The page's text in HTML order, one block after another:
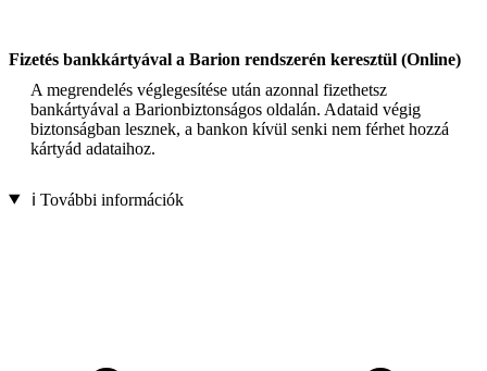
Fizetés bankkártyával a Barion rendszerén keresztül (Online)
A megrendelés véglegesítése után azonnal fizethetsz
bankártyával a Barionbiztonságos oldalán. Adataid végig
biztonságban lesznek, a bankon kívül senki nem férhet hozzá
kártyád adataihoz.
ℹ️ További információk